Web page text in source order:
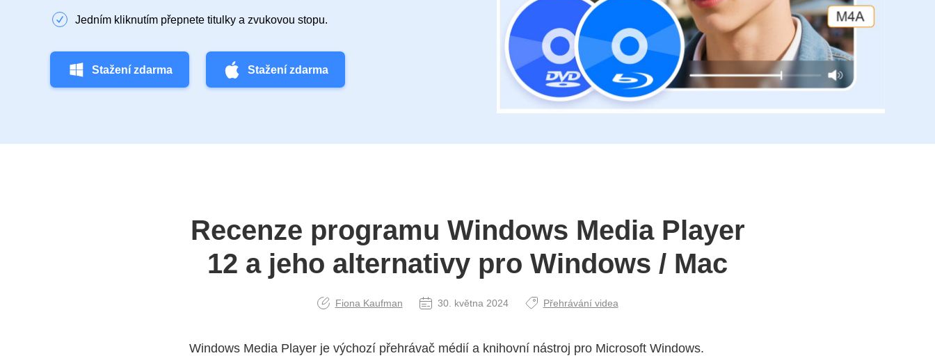
Jedním kliknutím přepnete titulky a zvukovou stopu.
Stažení zdarma Stažení zdarma
Recenze programu Windows Media Player
12 a jeho alternativy pro Windows / Mac
Fiona Kaufman 30. května 2024 Přehrávání videa
Windows Media Player je výchozí přehrávač médií a knihovní nástroj pro Microsoft Windows.